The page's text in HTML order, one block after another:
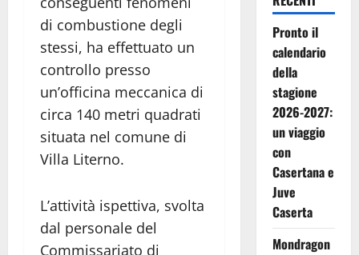
di combustione degli
stessi, ha effettuato un
controllo presso
un’officina meccanica di
circa 140 metri quadrati
situata nel comune di
Villa Literno.
L’attività ispettiva, svolta
dal personale del
Commissariato di
Pronto il
calendario
della
stagione
2026-2027:
un viaggio
con
Casertana e
Juve
Caserta
Mondragon